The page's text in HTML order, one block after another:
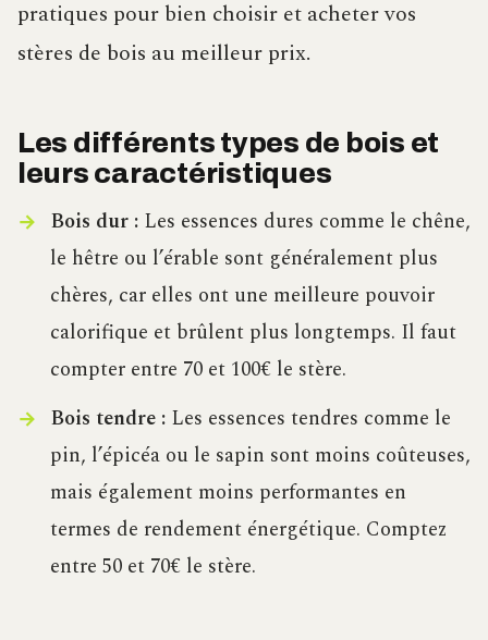
pratiques pour bien choisir et acheter vos
stères de bois au meilleur prix.
Les différents types de bois et
leurs caractéristiques
Bois dur :Les essences dures comme le chêne,
le hêtre ou l’érable sont généralement plus
chères, car elles ont une meilleure pouvoir
calorifique et brûlent plus longtemps. Il faut
compter entre 70 et 100€ le stère.
Bois tendre :Les essences tendres comme le
pin, l’épicéa ou le sapin sont moins coûteuses,
mais également moins performantes en
termes de rendement énergétique. Comptez
entre 50 et 70€ le stère.